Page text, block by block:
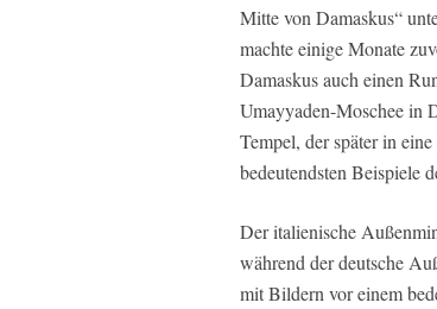
Mitte von Damaskus“
machte einige Monate
Damaskus auch einen
Umayyaden-Moschee in
Tempel, der später in
bedeutendsten Beispiele
Der italienische
während der deutsche
mit Bildern vor einem